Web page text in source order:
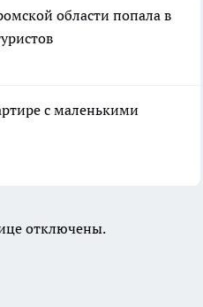
области попала в
с маленькими
отключены.